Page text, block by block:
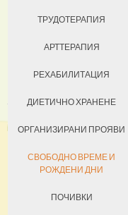
УЧАСТИЕ В ПРОЕКТИ
ДОБРОВОЛЦИ
ЗА КЮСТЕНДИЛ
НАСТАНЯВАНЕ
УСЛОВИЯ ЗА ПРЕБИВАВАНЕ
ТАКСИ ЗА ПРЕБИВАВАНЕ
ТРУДОТЕРАПИЯ
АРТТЕРАПИЯ
РЕХАБИЛИТАЦИЯ
ДИЕТИЧНО ХРАНЕНЕ
ОРГАНИЗИРАНИ ПРОЯВИ
СВОБОДНО ВРЕМЕ И
РОЖДЕНИ ДНИ
ПОЧИВКИ
СРЕЩА С
in Грижи за свободно време